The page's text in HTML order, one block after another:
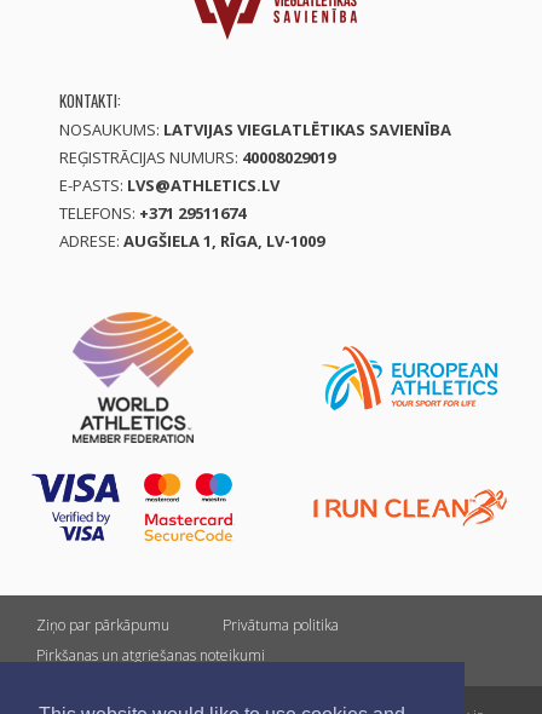
KONTAKTI:
NOSAUKUMS: LATVIJAS VIEGLATLĒTIKAS SAVIENĪBA
REĢISTRĀCIJAS NUMURS: 40008029019
E-PASTS: LVS@ATHLETICS.LV
TELEFONS: +371 29511674
ADRESE: AUGŠIELA 1, RĪGA, LV-1009
Ziņo par pārkāpumu
Privātuma politika
Pirkšanas un atgriešanas noteikumi